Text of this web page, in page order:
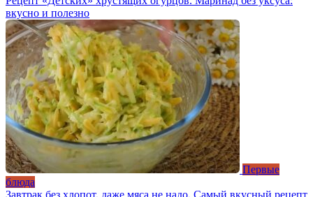
вкусно и полезно
Первые
блюда
Завтрак без хлопот, даже мяса не надо. Самый вкусный рецепт